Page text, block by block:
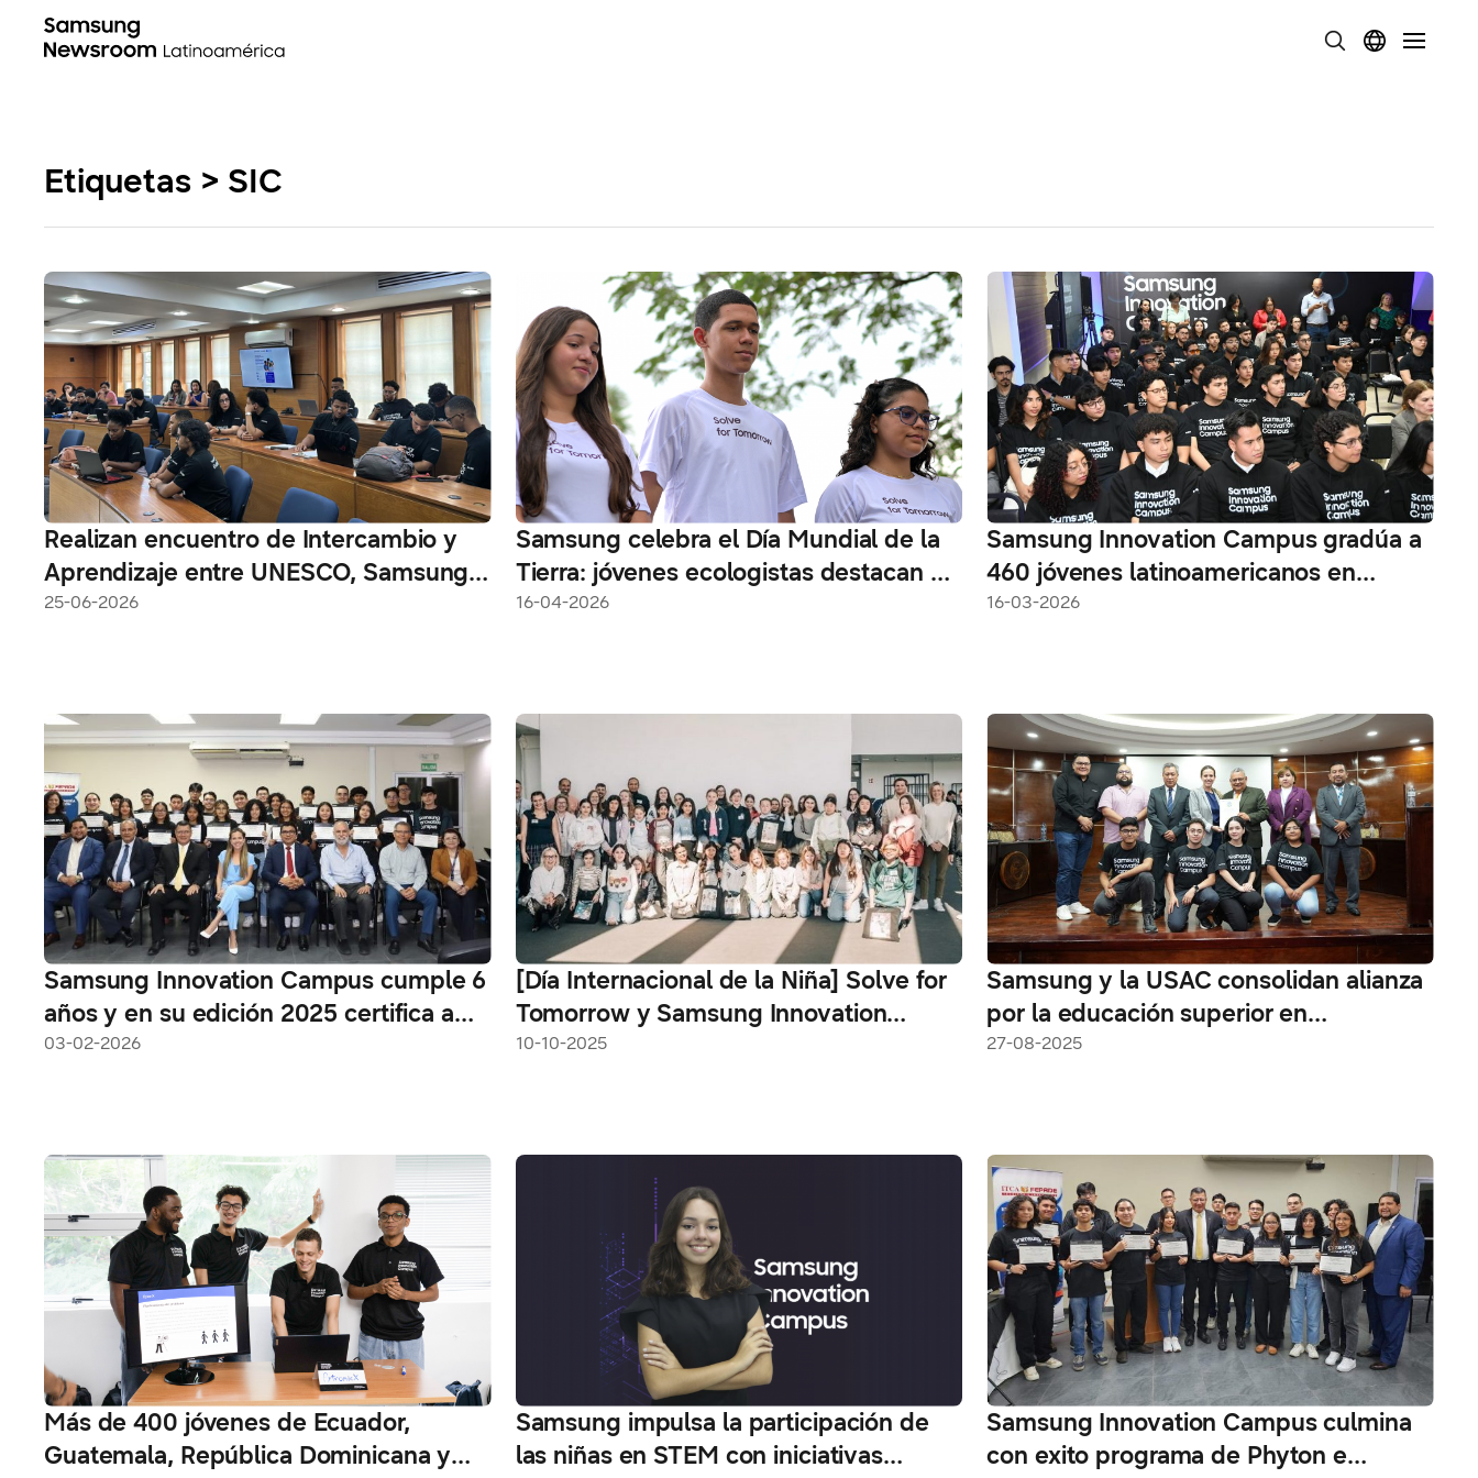
Etiquetas > SIC
Realizan encuentro de Intercambio y
Aprendizaje entre UNESCO, Samsung y
Stratego para fomentar red
25-06-2026
Samsung celebra el Día Mundial de la
Tierra: jóvenes ecologistas destacan en
su programa educativo Solve for
16-04-2026
Samsung Innovation Campus gradúa a
460 jóvenes latinoamericanos en
Inteligencia Artificial
16-03-2026
Samsung Innovation Campus cumple 6
años y en su edición 2025 certifica a
460 jóvenes en Python e IA
03-02-2026
[Día Internacional de la Niña] Solve for
Tomorrow y Samsung Innovation
Campus impulsan a las niñas en STEM
10-10-2025
Samsung y la USAC consolidan alianza
por la educación superior en
Guatemala
27-08-2025
Más de 400 jóvenes de Ecuador,
Guatemala, República Dominicana y
Samsung impulsa la participación de
las niñas en STEM con iniciativas
Samsung Innovation Campus culmina
con exito programa de Phyton e